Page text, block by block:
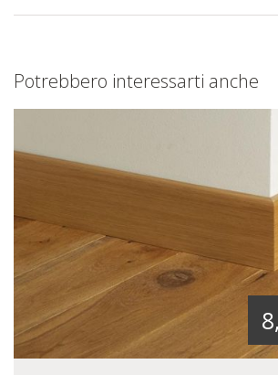
Potrebbero interessarti anche